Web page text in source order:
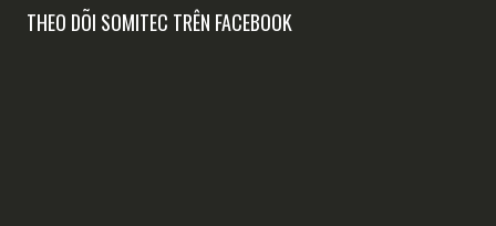
THEO DÕI SOMITEC TRÊN FACEBOOK